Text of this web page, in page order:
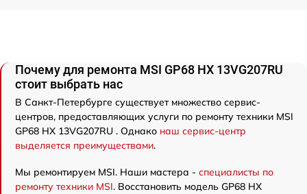
Почему для ремонта MSI GP68 HX 13VG207RU
стоит выбрать нас
В Санкт-Петербурге существует множество сервис-
центров, предоставляющих услуги по ремонту техники MSI
GP68 HX 13VG207RU . Однако наш сервис-центр
выделяется преимуществами.
Мы ремонтируем MSI. Наши мастера - специалисты по
ремонту техники MSI. Восстановить модель GP68 HX